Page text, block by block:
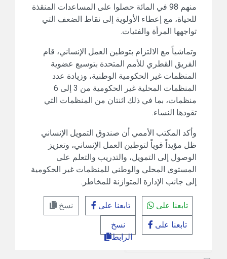
منهم 98 في المائة حصلوا على المساعدات المنقذة
للحياة، مع إعطاء الأولوية إلى نقاط الضعف التي
تواجهها المرأة والفتيات.
وتماشياً مع الالتزام بتوطين العمل الإنساني، قام
الفريق القطري للأمم المتحدة بتوسيع عضوية
المنظمات غير الحكومية الوطنية، وزيادة عدد
المنظمات المحلية غير الحكومية من 3 إلى 6
منظمات، بما في ذلك اثنتان من المنظمات التي
تقودها النساء.
وأكد المكتب الأممي أن صندوق التمويل الإنساني
ظل مؤيداً قوياً لتوطين العمل الإنساني، وتعزيز
الوصول إلى التمويل، والتدريب والتعلم على
المستوى المحلي والوطني للمنظمات غير الحكومية
إلى جانب الإدارة المتوازنة للمخاطر.
تابعنا على تابعنا على
نسخ
تابعنا على
نسخ
الرابط